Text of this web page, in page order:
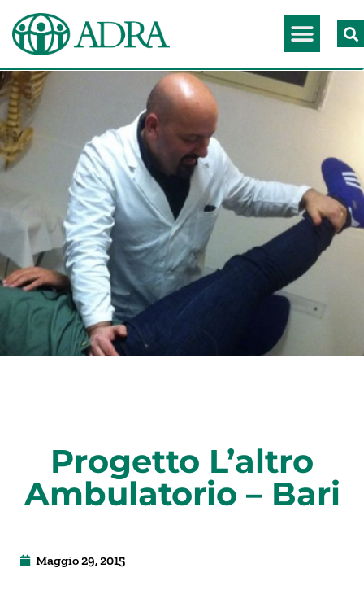
Progetto L’altro
Ambulatorio – Bari
Maggio 29, 2015